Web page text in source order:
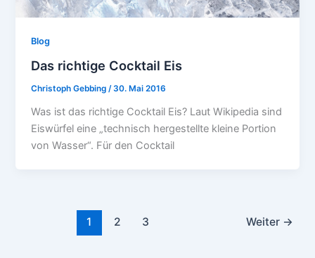
Blog
Das richtige Cocktail Eis
Christoph Gebbing/30. Mai 2016
Was ist das richtige Cocktail Eis? Laut Wikipedia sind
Eiswürfel eine „technisch hergestellte kleine Portion
von Wasser“. Für den Cocktail
1 2 3 Weiter →